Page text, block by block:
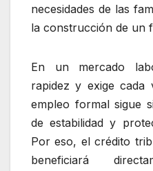
necesidades de las
la construcción de un
En un mercado
rapidez y exige cada
empleo formal sigue
de estabilidad y
Por eso, el crédito
beneficiará